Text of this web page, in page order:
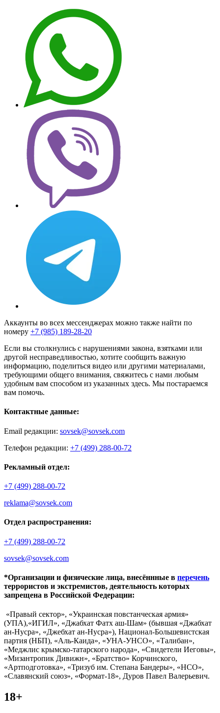
Аккаунты во всех мессенджерах можно также найти по
номеру +7 (985) 189-28-20
Если вы столкнулись с нарушениями закона, взятками или
другой несправедливостью, хотите сообщить важную
информацию, поделиться видео или другими материалами,
требующими общего внимания, свяжитесь с нами любым
удобным вам способом из указанных здесь. Мы постараемся
вам помочь.
Контактные данные:
Email редакции: sovsek@sovsek.com
Телефон редакции: +7 (499) 288-00-72
Рекламный отдел:
+7 (499) 288-00-72
reklama@sovsek.com
Отдел распространения:
+7 (499) 288-00-72
sovsek@sovsek.com
*Организации и физические лица, внесённные в перечень
террористов и экстремистов, деятельность которых
запрещена в Российской Федерации:
«Правый сектор», «Украинская повстанческая армия»
(УПА),«ИГИЛ», «Джабхат Фатх аш-Шам» (бывшая «Джабхат
ан-Нусра», «Джебхат ан-Нусра»), Национал-Большевистская
партия (НБП), «Аль-Каида», «УНА-УНСО», «Талибан»,
«Меджлис крымско-татарского народа», «Свидетели Иеговы»,
«Мизантропик Дивижн», «Братство» Корчинского,
«Артподготовка», «Тризуб им. Степана Бандеры», «НСО»,
«Славянский союз», «Формат-18», Дуров Павел Валерьевич.
18+